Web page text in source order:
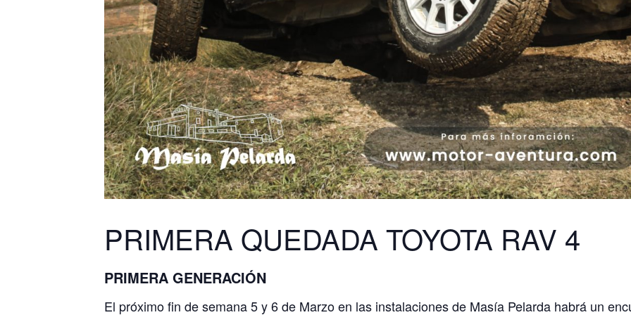
PRIMERA QUEDADA TOYOTA RAV 4
PRIMERA GENERACIÓN
El próximo fin de semana 5 y 6 de Marzo en las instalaciones de Masía Pelarda habrá un